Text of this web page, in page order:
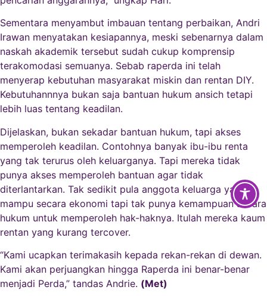
Sementara menyambut imbauan tentang perbaikan, Andri
Irawan menyatakan kesiapannya, meski sebenarnya dalam
naskah akademik tersebut sudah cukup komprensip
terakomodasi semuanya. Sebab raperda ini telah
menyerap kebutuhan masyarakat miskin dan rentan DIY.
Kebutuhannnya bukan saja bantuan hukum ansich tetapi
lebih luas tentang keadilan.
Dijelaskan, bukan sekadar bantuan hukum, tapi akses
memperoleh keadilan. Contohnya banyak ibu-ibu renta
yang tak terurus oleh keluarganya. Tapi mereka tidak
punya akses memperoleh bantuan agar tidak
diterlantarkan. Tak sedikit pula anggota keluarga yang
mampu secara ekonomi tapi tak punya kemampuan secara
hukum untuk memperoleh hak-haknya. Itulah mereka kaum
rentan yang kurang tercover.
“Kami ucapkan terimakasih kepada rekan-rekan di dewan.
Kami akan perjuangkan hingga Raperda ini benar-benar
menjadi Perda,” tandas Andrie. (Met)